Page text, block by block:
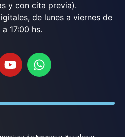
y con cita previa).
de lunes a viernes de
17:00 hs.